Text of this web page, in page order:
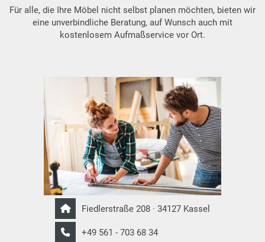
Für alle, die Ihre Möbel nicht selbst planen möchten, bieten wir
eine unverbindliche Beratung, auf Wunsch auch mit
kostenlosem Aufmaßservice vor Ort.
Fiedlerstraße 208 · 34127 Kassel
+49 561 - 703 68 34